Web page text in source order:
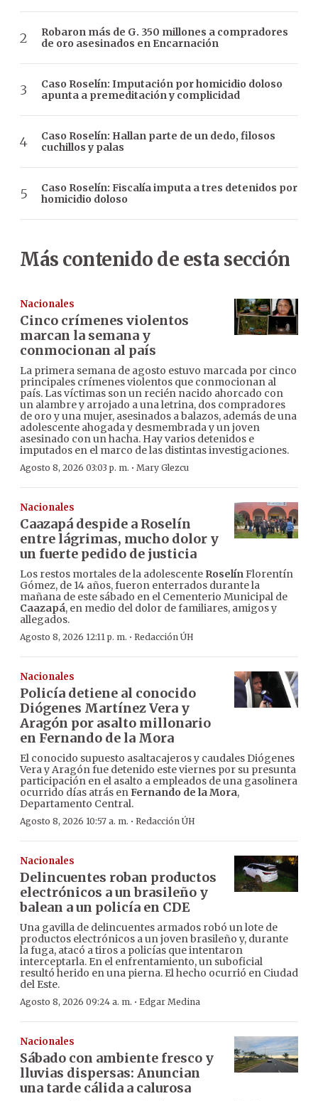
Robaron más de G. 350 millones a compradores
de oro asesinados en Encarnación
Caso Roselín: Imputación por homicidio doloso
apunta a premeditación y complicidad
Caso Roselín: Hallan parte de un dedo, filosos
cuchillos y palas
Caso Roselín: Fiscalía imputa a tres detenidos por
homicidio doloso
Más contenido de esta sección
Nacionales
Cinco crímenes violentos
marcan la semana y
conmocionan al país
La primera semana de agosto estuvo marcada por cinco
principales crímenes violentos que conmocionan al
país. Las víctimas son un recién nacido ahorcado con
un alambre y arrojado a una letrina, dos compradores
de oro y una mujer, asesinados a balazos, además de una
adolescente ahogada y desmembrada y un joven
asesinado con un hacha. Hay varios detenidos e
imputados en el marco de las distintas investigaciones.
Agosto 8, 2026 03:03 p. m. · Mary Glezcu
Nacionales
Caazapá despide a Roselín
entre lágrimas, mucho dolor y
un fuerte pedido de justicia
Los restos mortales de la adolescente RoselínFlorentín
Gómez, de 14 años, fueron enterrados durante la
mañana de este sábado en el Cementerio Municipal de
Caazapá, en medio del dolor de familiares, amigos y
allegados.
Agosto 8, 2026 12:11 p. m. · Redacción ÚH
Nacionales
Policía detiene al conocido
Diógenes Martínez Vera y
Aragón por asalto millonario
en Fernando de la Mora
El conocido supuesto asaltacajeros y caudales Diógenes
Vera y Aragón fue detenido este viernes por su presunta
participación en el asalto a empleados de una gasolinera
ocurrido días atrás enFernando de la Mora,
Departamento Central.
Agosto 8, 2026 10:57 a. m. · Redacción ÚH
Nacionales
Delincuentes roban productos
electrónicos a un brasileño y
balean a un policía en CDE
Una gavilla de delincuentes armados robó un lote de
productos electrónicos a un joven brasileño y, durante
la fuga, atacó a tiros a policías que intentaron
interceptarla. En el enfrentamiento, un suboficial
resultó herido en una pierna. El hecho ocurrió en Ciudad
del Este.
Agosto 8, 2026 09:24 a. m. · Edgar Medina
Nacionales
Sábado con ambiente fresco y
lluvias dispersas: Anuncian
una tarde cálida a calurosa